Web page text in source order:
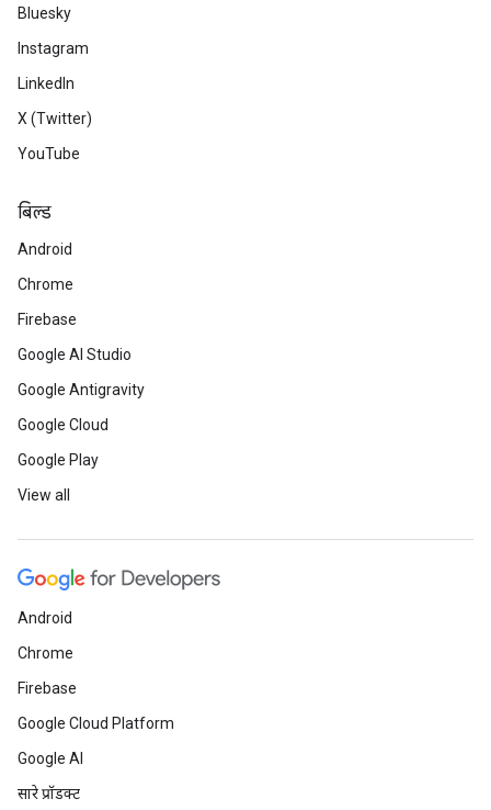
Bluesky
Instagram
LinkedIn
X (Twitter)
YouTube
बिल्ड
Android
Chrome
Firebase
Google AI Studio
Google Antigravity
Google Cloud
Google Play
View all
Android
Chrome
Firebase
Google Cloud Platform
Google AI
सारे प्रॉडक्ट